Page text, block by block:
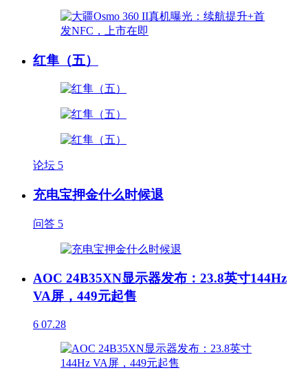
红隼（五）
论坛 5
充电宝押金什么时候退
问答 5
AOC 24B35XN显示器发布：23.8英寸144Hz
VA屏，449元起售
6 07.28